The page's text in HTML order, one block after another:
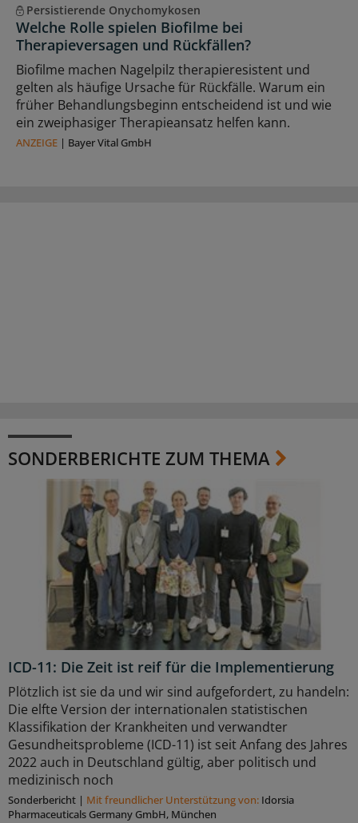
Persistierende Onychomykosen
Welche Rolle spielen Biofilme bei
Therapieversagen und Rückfällen?
Biofilme machen Nagelpilz therapieresistent und
gelten als häufige Ursache für Rückfälle. Warum ein
früher Behandlungsbeginn entscheidend ist und wie
ein zweiphasiger Therapieansatz helfen kann.
ANZEIGE | Bayer Vital GmbH
SONDERBERICHTE ZUM THEMA
ICD-11: Die Zeit ist reif für die Implementierung
Plötzlich ist sie da und wir sind aufgefordert, zu handeln:
Die elfte Version der internationalen statistischen
Klassifikation der Krankheiten und verwandter
Gesundheitsprobleme (ICD-11) ist seit Anfang des Jahres
2022 auch in Deutschland gültig, aber politisch und
medizinisch noch
Sonderbericht | Mit freundlicher Unterstützung von: Idorsia
Pharmaceuticals Germany GmbH, München